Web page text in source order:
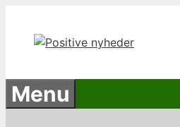
indhold
Menu